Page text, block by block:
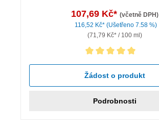
107,69 Kč* (včetně DPH)
116,52 Kč* (Ušetřeno 7.58 %)
(71,79 Kč* / 100 ml)
Průměrné hodnocení 5 z 5 hvězd
Žádost o produkt
Podrobnosti